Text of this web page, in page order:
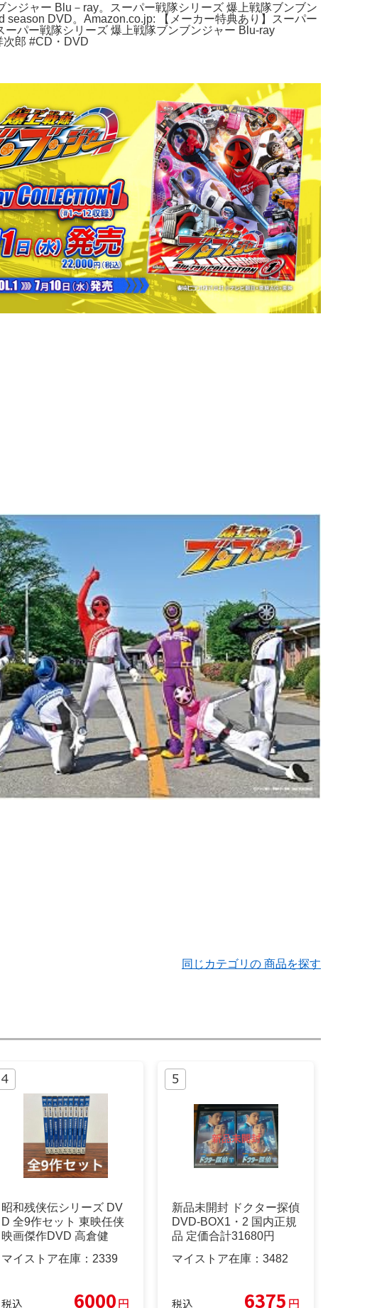
ジャー Blu－ray。スーパー戦隊シリーズ 爆上戦隊ブンブン
DVD。Amazon.co.jp: 【メーカー特典あり】スーパー
パー戦隊シリーズ 爆上戦隊ブンブンジャー Blu-ray
次郎 #CD・DVD
同じカテゴリの 商品を探す
昭和残侠伝シリーズ DV
D 全9作セット 東映任侠
映画傑作DVD 高倉健
マイストア在庫： 2339
税込 6000円
新品未開封 ドクター探偵
DVD-BOX1・2 国内正規
品 定価合計31680円
マイストア在庫： 3482
税込 6375 円